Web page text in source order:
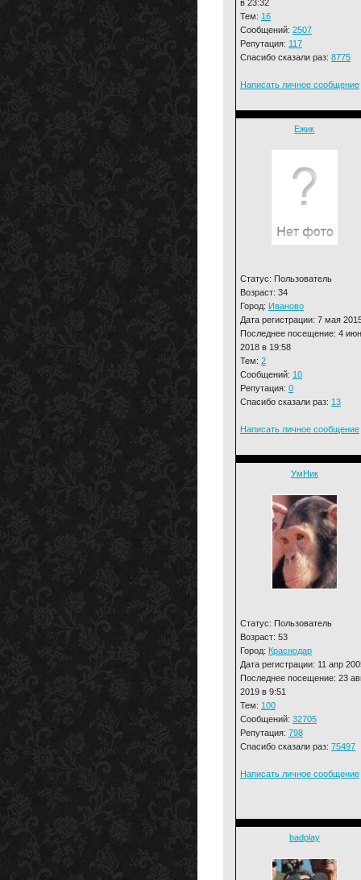
в 23:32
Тем: 16
Сообщений: 2507
Репутация: 117
Спасибо сказали раз: 8775
Написать личное сообщение
Ежик
Статус: Пользователь
Возраст: 34
Город: Иваново
Дата регистрации: 7 мая
Последнее посещение: 4 июн
2018 в 19:58
Тем: 2
Сообщений: 10
Репутация: 0
Спасибо сказали раз: 13
Написать личное сообщение
УмНик
Статус: Пользователь
Возраст: 53
Город: Краснодар
Дата регистрации: 11 апр
Последнее посещение: 23
2019 в 9:51
Тем: 100
Сообщений: 32705
Репутация: 798
Спасибо сказали раз: 75497
Написать личное сообщение
badplay